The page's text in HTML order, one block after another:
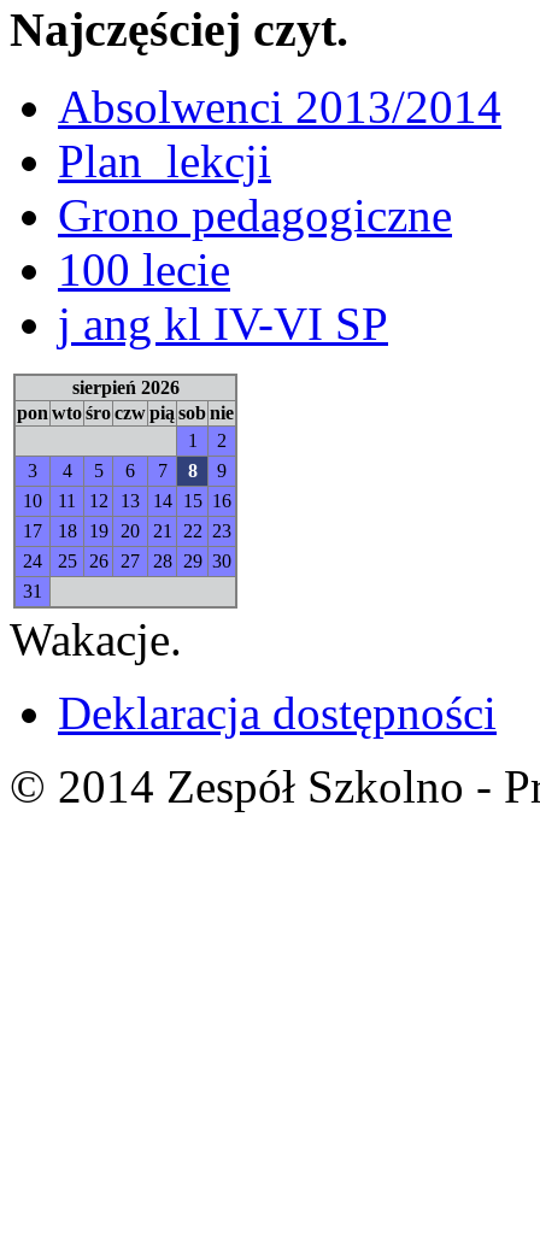
Najczęściej czyt.
Absolwenci 2013/2014
Plan_lekcji
Grono pedagogiczne
100 lecie
j ang kl IV-VI SP
sierpień 2026
ponwtośroczwpiąsobnie
1
2
3
4 5 6 7 8
9
10
11 12 13 14 15 16
17
18 19 20 21 22 23
24
25 26 27 28 29 30
31
Wakacje.
Deklaracja dostępności
© 2014 Zespół Szkolno -